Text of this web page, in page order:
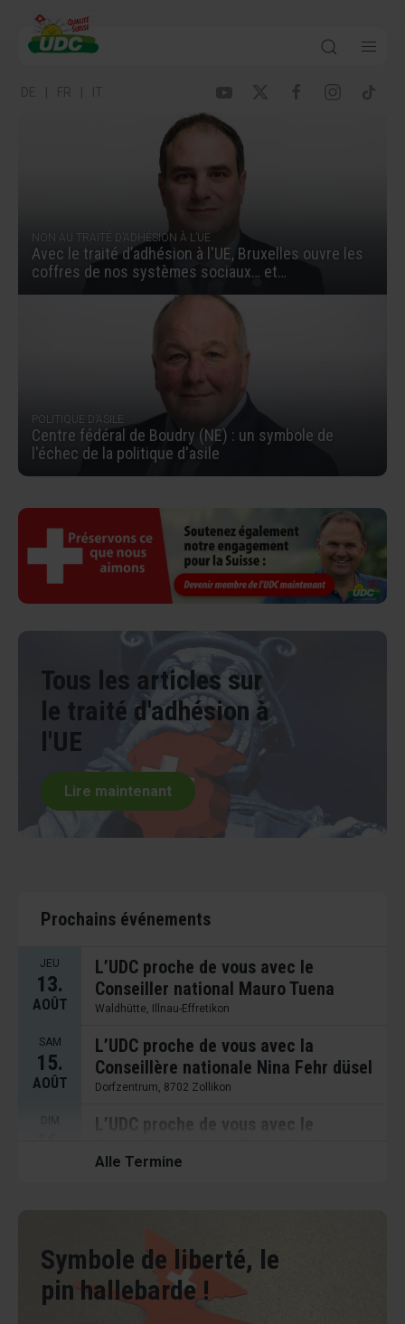
DE FR IT
NON AU TRAITÉ D’ADHÉSION À L’UE
Avec le traité d’adhésion à l'UE, Bruxelles ouvre les
coffres de nos systèmes sociaux… et…
POLITIQUE D’ASILE
Centre fédéral de Boudry (NE) : un symbole de
l'échec de la politique d'asile
Tous les articles sur
le traité d'adhésion à
l'UE
Lire maintenant
Prochains événements
JEU
13.
AOÛT
L’UDC proche de vous avec le
Conseiller national Mauro Tuena
Waldhütte, Illnau-Effretikon
SAM
15.
AOÛT
L’UDC proche de vous avec la
Conseillère nationale Nina Fehr düsel
Dorfzentrum, 8702 Zollikon
DIM
L’UDC proche de vous avec le
Glacestand SVP, Dorfzentrum, 8702 Zollikon
Alle Termine
Symbole de liberté, le
pin hallebarde !